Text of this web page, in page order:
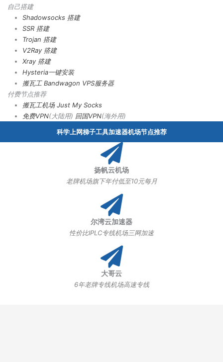
自己搭建
Shadowsocks 搭建
SSR 搭建
Trojan 搭建
V2Ray 搭建
Xray 搭建
Hysteria一键安装
搬瓦工 Bandwagon VPS服务器
付费节点推荐
搬瓦工机场 Just My Socks
免费VPN(大陆用) 回国VPN(海外用)
科学上网梯子工具加速器机场节点推荐
扬帆云机场
老牌机场旗下年付低至10元每月
尔湾云加速器
性价比IPLC专线机场三网加速
大哥云
6年老牌专线机场高速专线